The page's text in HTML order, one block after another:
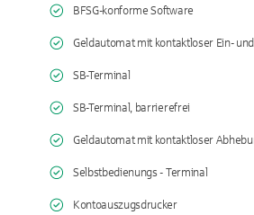
BFSG-konforme Software
Geldautomat mit kontaktloser Ein-
SB-Terminal
SB-Terminal, barrierefrei
Geldautomat mit kontaktloser
Selbstbedienungs - Terminal
Kontoauszugsdrucker